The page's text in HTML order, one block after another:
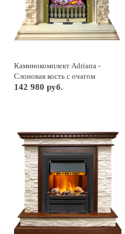
Каминокомплект Adriana -
Cлоновая кость с очагом
Danville Antique Brass FB2
142 980 руб.